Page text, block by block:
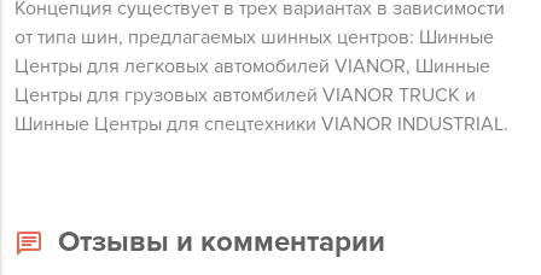
Концепция существует в трех вариантах в зависимости
от типа шин, предлагаемых шинных центров: Шинные
Центры для легковых автомобилей VIANOR, Шинные
Центры для грузовых автомбилей VIANOR TRUCK и
Шинные Центры для спецтехники VIANOR INDUSTRIAL.
Отзывы и комментарии